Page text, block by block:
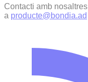
Contacti amb
a producte@bondia.ad